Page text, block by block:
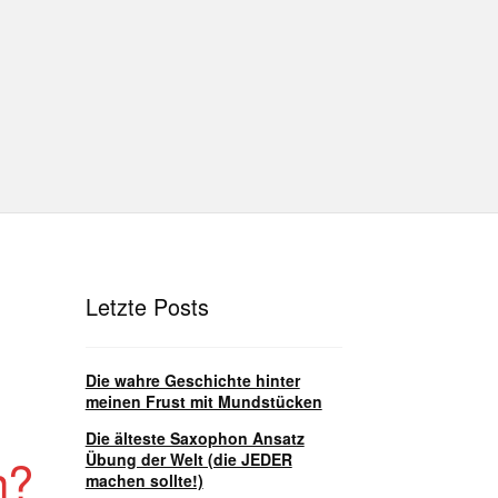
Unterrichtsbedingungen (AGBs)
Letzte Posts
Die wahre Geschichte hinter
meinen Frust mit Mundstücken
Die älteste Saxophon Ansatz
Übung der Welt (die JEDER
machen sollte!)